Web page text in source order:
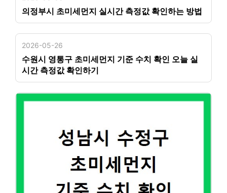
의정부시 초미세먼지 실시간 측정값 확인하는 방법
2026-05-26
수원시 영통구 초미세먼지 기준 수치 확인 오늘 실
시간 측정값 확인하기